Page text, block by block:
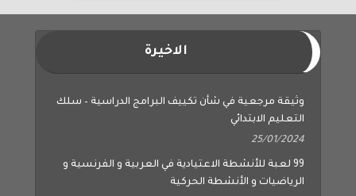
الاخيرة
وثيقة مرجعية في شأن تكييف البرامج الدراسية – سلك
التعليم الابتدائي
25/01/2024
99 لعبة للأنشطة الاعتيادية في العربية و الفرنسية و
الرياضيات و الأنشطة الحركية